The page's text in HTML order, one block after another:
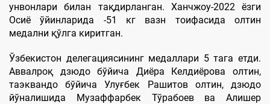
унвонлари билан тақдирланган. Ханчжоу-2022 ёзги
Осиё ўйинларида -51 кг вазн тоифасида олтин
медални қўлга киритган.
Ўзбекистон делегациясининг медаллари 5 тага етди.
Аввалроқ дзюдо бўйича Диёра Келдиёрова олтин,
таэквандо бўйича Улуғбек Рашитов олтин, дзюдо
йўналишида Музаффарбек Тўрабоев ва Алишер